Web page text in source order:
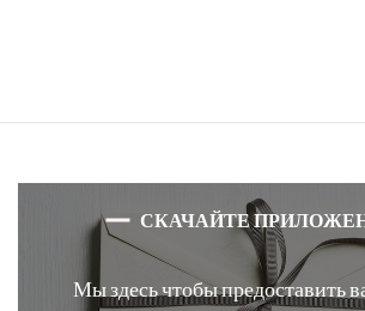
СКАЧАЙТЕ
Мы здесь чтобы предоставить